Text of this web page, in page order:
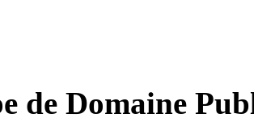
de Domaine